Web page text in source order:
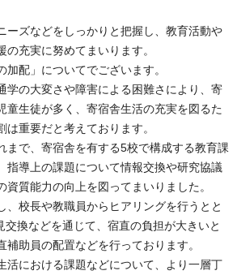
ーズなどをしっかりと把握し、教育活動や
充実に努めてまいります。
加配」についてでございます。
学の大変さや障害による困難さにより、寄
童生徒が多く、寄宿舎生活の充実を図るた
重要だと考えております。
まで、寄宿舎を有する5校で構成する教育課
指導上の課題について情報交換や研究協議
資質能力の向上を図ってまいりました。
、校長や教職員からヒアリングを行うとと
交換などを通じて、宿直の負担が大きいと
補助員の配置などを行っております。
活における課題などについて、より一層丁